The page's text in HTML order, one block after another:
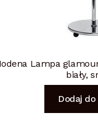
Lampa
biały,
Dodaj